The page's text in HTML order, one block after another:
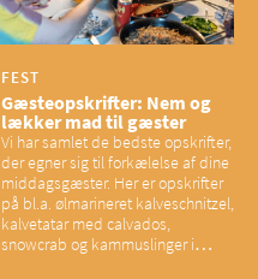
FEST
Gæsteopskrifter: Nem og
lækker mad til gæster
Vi har samlet de bedste opskrifter,
der egner sig til forkælelse af dine
middagsgæster. Her er opskrifter
på bl.a. ølmarineret kalveschnitzel,
kalvetatar med calvados,
snowcrab og kammuslinger i